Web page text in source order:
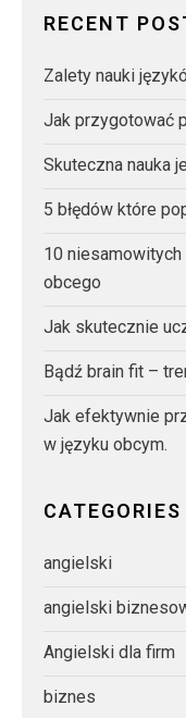
RECENT
Zalety nauki
Jak przygotować
Skuteczna nauka
5 błędów które
10
obcego
Jak skutecznie
Bądź brain fit –
Jak efektywnie
w języku obcym.
CATEGORIES
angielski
angielski
Angielski dla firm
biznes